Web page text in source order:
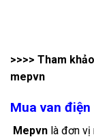
>>>> Tham
mepvn
Mua van
Mepvn là đơn